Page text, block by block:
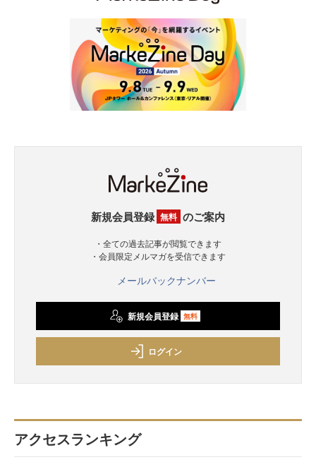
新規会員登録 無料 のご案内
・全ての過去記事が閲覧できます
・会員限定メルマガを受信できます
メールバックナンバー
新規会員登録 無料
ログイン
アクセスランキング